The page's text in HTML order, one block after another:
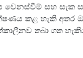
වෙනස්වීම් සහ සැක
කළ හැකි අතර
තබා ගත